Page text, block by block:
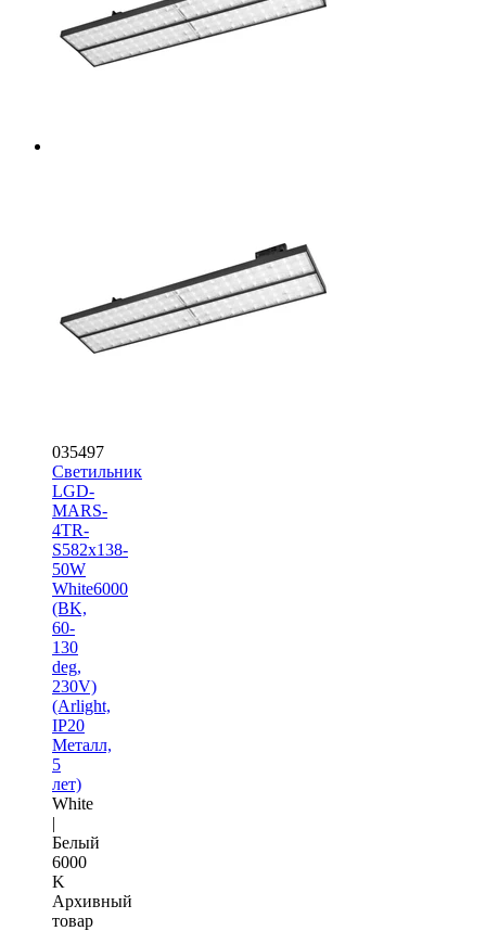
035497
Светильник
LGD-
MARS-
4TR-
S582x138-
50W
White6000
(BK,
60-
130
deg,
230V)
(Arlight,
IP20
Металл,
5
лет)
White
|
Белый
6000
K
Архивный
товар